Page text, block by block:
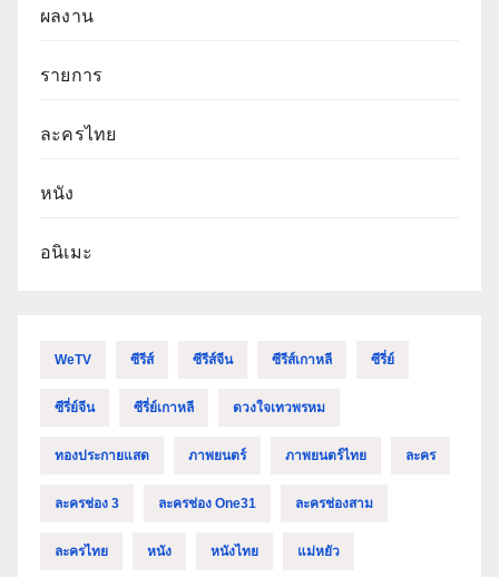
ผลงาน
รายการ
ละครไทย
หนัง
อนิเมะ
WeTV ซีรีส์ ซีรีส์จีน ซีรีส์เกาหลี ซีรี่ย์
ซีรี่ย์จีน ซีรี่ย์เกาหลี ดวงใจเทวพรหม
ทองประกายแสด ภาพยนตร์ ภาพยนตร์ไทย ละคร
ละครช่อง 3 ละครช่อง One31 ละครช่องสาม
ละครไทย หนัง หนังไทย แม่หยัว